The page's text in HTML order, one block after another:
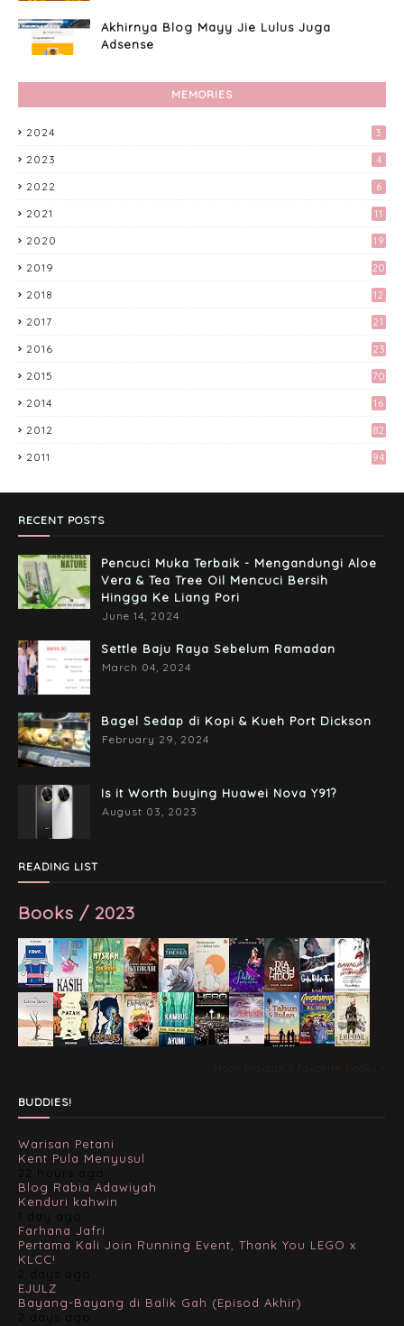
Akhirnya Blog Mayy Jie Lulus Juga
Adsense
Custome Organizer Wallpaper
MEMORIES
2024 3
2023 4
2022 6
2021 11
2020 19
2019 20
2018
12
2017
21
2016
23
2015 70
2014 16
2012 82
2011 94
RECENT POSTS
Pencuci Muka Terbaik - Mengandungi Aloe
Vera & Tea Tree Oil Mencuci Bersih
Hingga Ke Liang Pori
June 14, 2024
Settle Baju Raya Sebelum Ramadan
March 04, 2024
Bagel Sedap di Kopi & Kueh Port Dickson
February 29, 2024
Is it Worth buying Huawei Nova Y91?
August 03, 2023
READING LIST
Books / 2023
Noor Maizan's favorite books »
BUDDIES!
Warisan Petani
Kent Pula Menyusul
Blog Rabia Adawiyah
Kenduri kahwin
Farhana Jafri
Pertama Kali Join Running Event, Thank You LEGO x
KLCC!
EJULZ
Bayang-Bayang di Balik Gah (Episod Akhir)